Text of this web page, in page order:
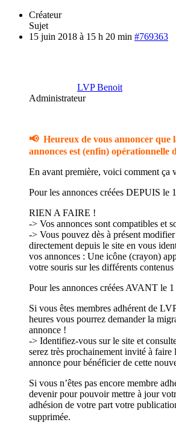
Créateur
Sujet
15 juin 2018 à 15 h 20 min #769363
LVP Benoit
Administrateur
📢 Heureux de vous annoncer que
annonces est (enfin) opérationnelle
En avant première, voici comment ça
Pour les annonces créées DEPUIS le
RIEN A FAIRE !
-> Vos annonces sont compatibles et
-> Vous pouvez dès à présent
directement depuis le site en vous
vos annonces : Une icône (crayon)
votre souris sur les différents
Pour les annonces créées AVANT le
Si vous êtes membres adhérent de
heures vous pourrez demander la
annonce !
-> Identifiez-vous sur le site et
serez très prochainement invité à faire
annonce pour bénéficier de cette
Si vous n’êtes pas encore membre
devenir pour pouvoir mettre à jour
adhésion de votre part votre
supprimée.